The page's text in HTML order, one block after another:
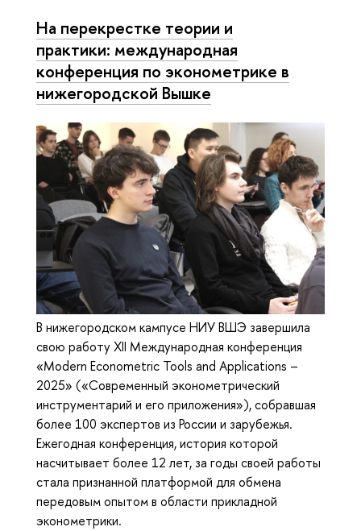
На перекрестке теории и
практики: международная
конференция по эконометрике в
нижегородской Вышке
В нижегородском кампусе НИУ ВШЭ завершила
свою работу XII Международная конференция
«Modern Econometric Tools and Applications –
2025» («Современный эконометрический
инструментарий и его приложения»), собравшая
более 100 экспертов из России и зарубежья.
Ежегодная конференция, история которой
насчитывает более 12 лет, за годы своей работы
стала признанной платформой для обмена
передовым опытом в области прикладной
эконометрики.